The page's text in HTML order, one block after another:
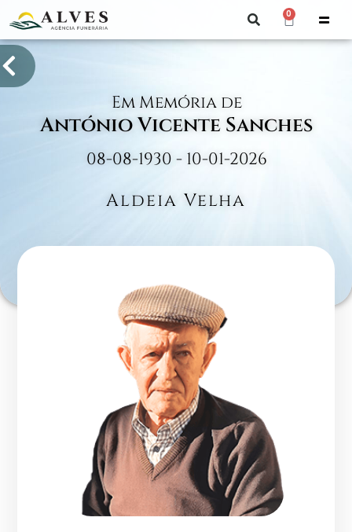
0
Em Memória de
António Vicente Sanches
08-08-1930 - 10-01-2026
Aldeia Velha